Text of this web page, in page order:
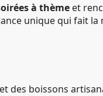
à thème et
unique qui fait la
des boissons